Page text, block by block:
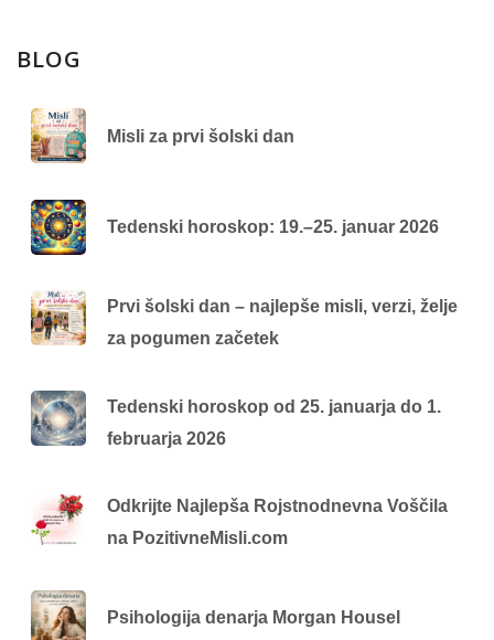
BLOG
Misli za prvi šolski dan
Tedenski horoskop: 19.–25. januar 2026
Prvi šolski dan – najlepše misli, verzi, želje
za pogumen začetek
Tedenski horoskop od 25. januarja do 1.
februarja 2026
Odkrijte Najlepša Rojstnodnevna Voščila
na PozitivneMisli.com
Psihologija denarja Morgan Housel